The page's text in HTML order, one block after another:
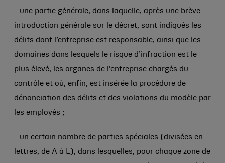
- une partie générale, dans laquelle, après une brève
introduction générale sur le décret, sont indiqués les
délits dont l’entreprise est responsable, ainsi que les
domaines dans lesquels le risque d’infraction est le
plus élevé, les organes de l’entreprise chargés du
contrôle et où, enfin, est insérée la procédure de
dénonciation des délits et des violations du modèle par
les employés ;
- un certain nombre de parties spéciales (divisées en
lettres, de A à L), dans lesquelles, pour chaque zone de